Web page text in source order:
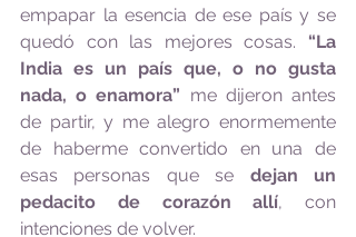
empapar la esencia de ese país y se
quedó con las mejores cosas. “La
India es un país que, o no gusta
nada, o enamora” me dijeron antes
de partir, y me alegro enormemente
de haberme convertido en una de
esas personas que se dejan un
pedacito de corazón allí, con
intenciones de volver.